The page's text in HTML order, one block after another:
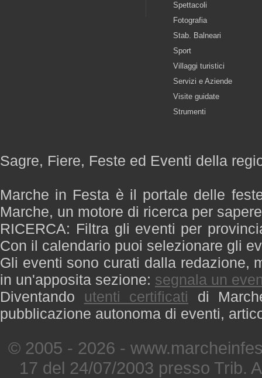
Spettacoli
Fotografia
Stab. Balneari
Sport
Villaggi turistici
Servizi e Aziende
Visite guidate
Strumenti
Sagre, Fiere, Feste ed Eventi della
Marche in Festa è il portale delle
Marche, un motore di ricerca per
RICERCA: Filtra gli eventi per
Con il calendario puoi selezionare gli
Gli eventi sono curati dalla redazione,
in un'apposita sezione: segnala un
Diventando utenti certificati di
pubblicazione autonoma di eventi,
© 2005 - 2026 -
17 del 24/07/2003 presso Trib.